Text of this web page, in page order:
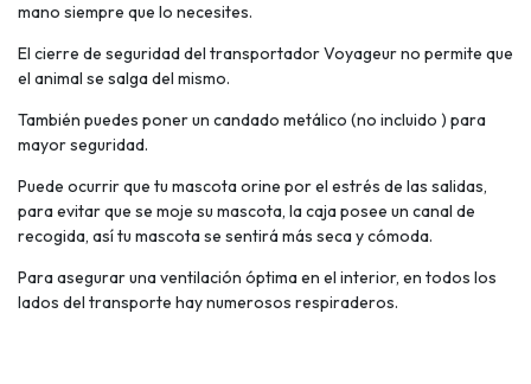
mano siempre que lo necesites.
El cierre de seguridad del transportador Voyageur no permite que
el animal se salga del mismo.
También puedes poner un candado metálico (no incluido ) para
mayor seguridad.
Puede ocurrir que tu mascota orine por el estrés de las salidas,
para evitar que se moje su mascota, la caja posee un canal de
recogida, así tu mascota se sentirá más seca y cómoda.
Para asegurar una ventilación óptima en el interior, en todos los
lados del transporte hay numerosos respiraderos.